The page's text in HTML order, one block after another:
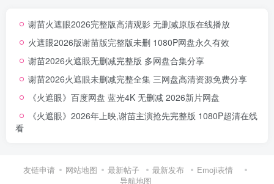
谢苗火遮眼2026完整版高清观影 无删减原版在线播放
火遮眼2026版谢苗版完整版未删 1080P网盘永久有效
谢苗2026火遮眼无删减完整版 多网盘合集分享
谢苗2026火遮眼未删减完整全集 三网盘高清资源免费分享
《火遮眼》百度网盘 蓝光4K 无删减 2026新片网盘
《火遮眼》2026年上映,谢苗主演抢先完整版 1080P超清在线
看
友链申请 网站地图 最新帖子 最新发布
Emoji表情
导航地图